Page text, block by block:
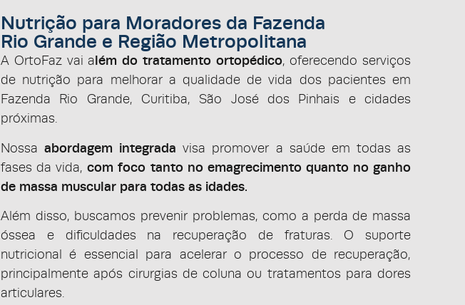
Nutrição para Moradores da Fazenda
Rio Grande e Região Metropolitana
A OrtoFaz vai além do tratamento ortopédico, oferecendo serviços
de nutrição para melhorar a qualidade de vida dos pacientes em
Fazenda Rio Grande, Curitiba, São José dos Pinhais e cidades
próximas.
Nossaabordagem integrada visa promover a saúde em todas as
fases da vida,com foco tanto no emagrecimento quanto no ganho
de massa muscular para todas as idades.
Além disso, buscamos prevenir problemas, como a perda de massa
óssea e dificuldades na recuperação de fraturas. O suporte
nutricional é essencial para acelerar o processo de recuperação,
principalmente após cirurgias de coluna ou tratamentos para dores
articulares.